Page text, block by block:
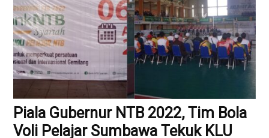
Piala Gubernur NTB 2022, Tim Bola
Voli Pelajar Sumbawa Tekuk KLU